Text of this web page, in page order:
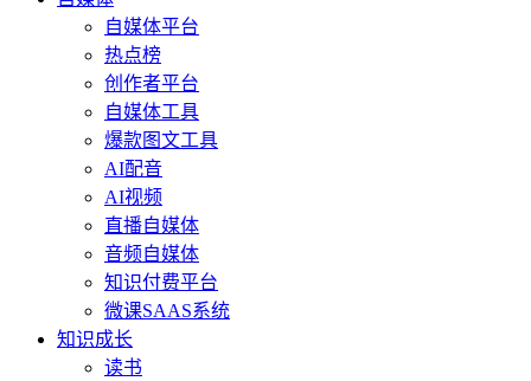
自媒体平台
热点榜
创作者平台
自媒体工具
爆款图文工具
AI配音
AI视频
直播自媒体
音频自媒体
知识付费平台
微课SAAS系统
知识成长
读书